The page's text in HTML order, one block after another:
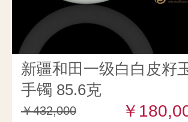
新疆和田一级白白皮籽
手镯 85.6克
￥432,000 ￥